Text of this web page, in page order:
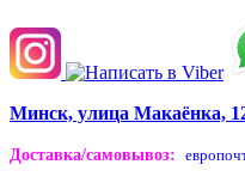
Минск, улица Макаёнка,
Доставка/самовывоз: